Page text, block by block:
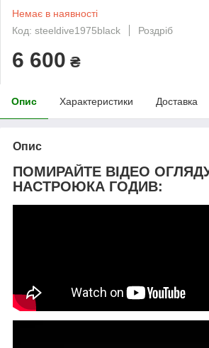
Немає в наявності
Код: steeldive1975black
Роздріб
6 600 ₴
Опис Характеристики Доставка
Опис
ПОМИРАЙТЕ ВІДЕО
НАСТРОЮКА ГОДИВ: